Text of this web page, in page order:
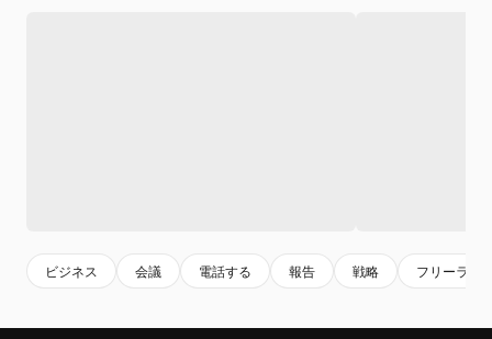
ビジネス 会議 電話する 報告 戦略 フリーラン